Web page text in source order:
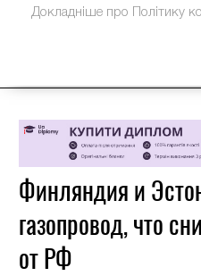
Финляндия и
газопровод, что
от РФ
Докладніше про Політику